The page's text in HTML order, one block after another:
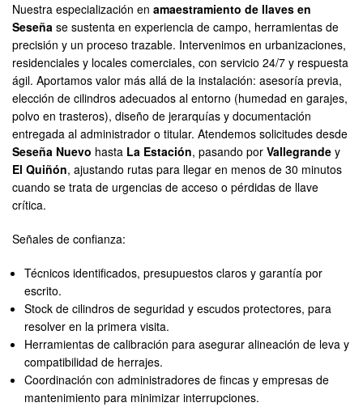
Nuestra especialización en amaestramiento de llaves en
Seseña se sustenta en experiencia de campo, herramientas de
precisión y un proceso trazable. Intervenimos en urbanizaciones,
residenciales y locales comerciales, con servicio 24/7 y respuesta
ágil. Aportamos valor más allá de la instalación: asesoría previa,
elección de cilindros adecuados al entorno (humedad en garajes,
polvo en trasteros), diseño de jerarquías y documentación
entregada al administrador o titular. Atendemos solicitudes desde
Seseña Nuevo hasta La Estación, pasando por Vallegrande y
El Quiñón, ajustando rutas para llegar en menos de 30 minutos
cuando se trata de urgencias de acceso o pérdidas de llave
crítica.
Señales de confianza:
Técnicos identificados, presupuestos claros y garantía por
escrito.
Stock de cilindros de seguridad y escudos protectores, para
resolver en la primera visita.
Herramientas de calibración para asegurar alineación de leva y
compatibilidad de herrajes.
Coordinación con administradores de fincas y empresas de
mantenimiento para minimizar interrupciones.